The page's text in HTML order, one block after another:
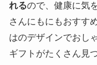
れるので、健康に気
さんにもにもおすす
はのデザインでおし
ギフトがたくさん見